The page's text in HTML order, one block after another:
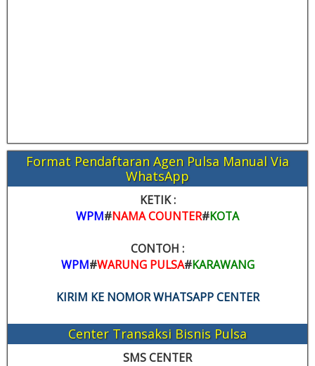
Format Pendaftaran Agen Pulsa Manual Via
WhatsApp
KETIK :
WPM#NAMA COUNTER#KOTA
CONTOH :
WPM#WARUNG PULSA#KARAWANG
KIRIM KE NOMOR WHATSAPP CENTER
Center Transaksi Bisnis Pulsa
SMS CENTER